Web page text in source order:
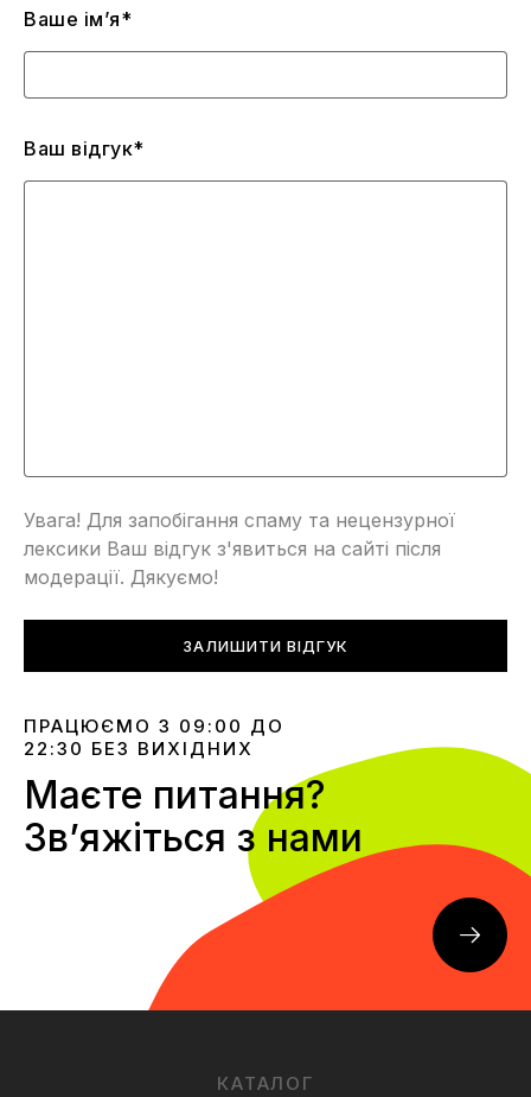
Ваше ім’я*
Ваш відгук*
Увага! Для запобігання спаму та нецензурної
лексики Ваш відгук з'явиться на сайті після
модерації. Дякуємо!
ЗАЛИШИТИ ВІДГУК
ПРАЦЮЄМО З 09:00 ДО
22:30 БЕЗ ВИХІДНИХ
Маєте питання?
Звʼяжіться з нами
КАТАЛОГ